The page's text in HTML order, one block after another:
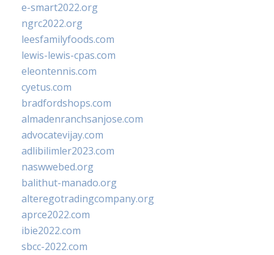
e-smart2022.org
ngrc2022.org
leesfamilyfoods.com
lewis-lewis-cpas.com
eleontennis.com
cyetus.com
bradfordshops.com
almadenranchsanjose.com
advocatevijay.com
adlibilimler2023.com
naswwebed.org
balithut-manado.org
alteregotradingcompany.org
aprce2022.com
ibie2022.com
sbcc-2022.com